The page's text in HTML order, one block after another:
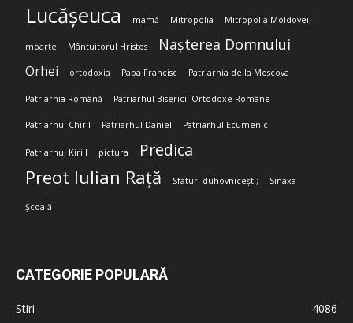
Lucășeuca mamă Mitropolia Mitropolia Moldovei;
moarte Mântuitorul Hristos Nașterea Domnului
Orhei ortodoxia Papa Francisc Patriarhia de la Moscova
Patriarhia Română Patriarhul Bisericii Ortodoxe Române
Patriarhul Chiril Patriarhul Daniel Patriarhul Ecumenic
Patriarhul Kirill pictura Predica
Preot Iulian Rață Sfaturi duhovnicești; Sinaxa
Școală
CATEGORIE POPULARĂ
Stiri
4086